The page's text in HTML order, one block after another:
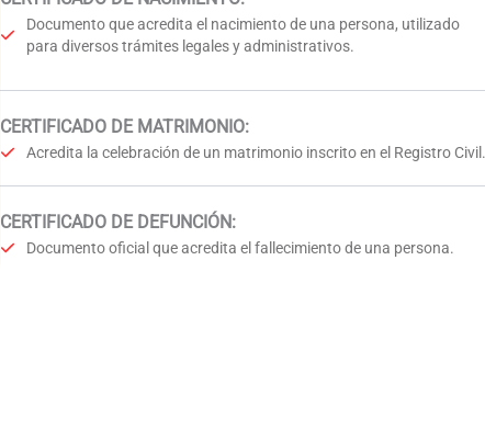
Documento que acredita el nacimiento de una persona, utilizado
para diversos trámites legales y administrativos.
CERTIFICADO DE MATRIMONIO:
Acredita la celebración de un matrimonio inscrito en el Registro Civil.
CERTIFICADO DE DEFUNCIÓN:
Documento oficial que acredita el fallecimiento de una persona.